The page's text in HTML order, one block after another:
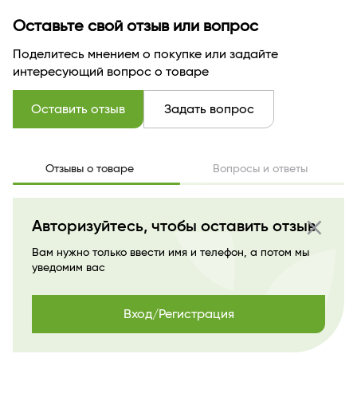
Оставьте свой отзыв или вопрос
Поделитесь мнением о покупке или задайте
интересующий вопрос о товаре
Оставить отзыв Задать вопрос
Отзывы о товаре Вопросы и ответы
close
Авторизуйтесь, чтобы оставить отзыв
Вам нужно только ввести имя и телефон, а потом мы
уведомим вас
Вход/Регистрация